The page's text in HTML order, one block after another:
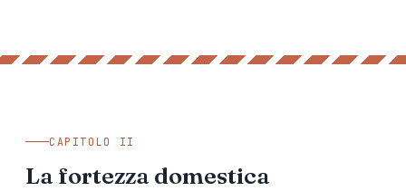
CAPITOLO II
La fortezza domestica